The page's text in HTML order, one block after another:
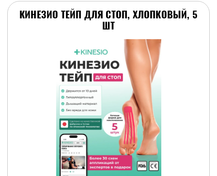
КИНЕЗИО ТЕЙП ДЛЯ СТОП, ХЛОПКОВЫЙ, 5
ШТ